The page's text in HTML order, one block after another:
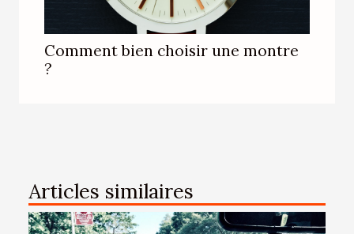
Comment bien choisir une montre
?
Articles similaires